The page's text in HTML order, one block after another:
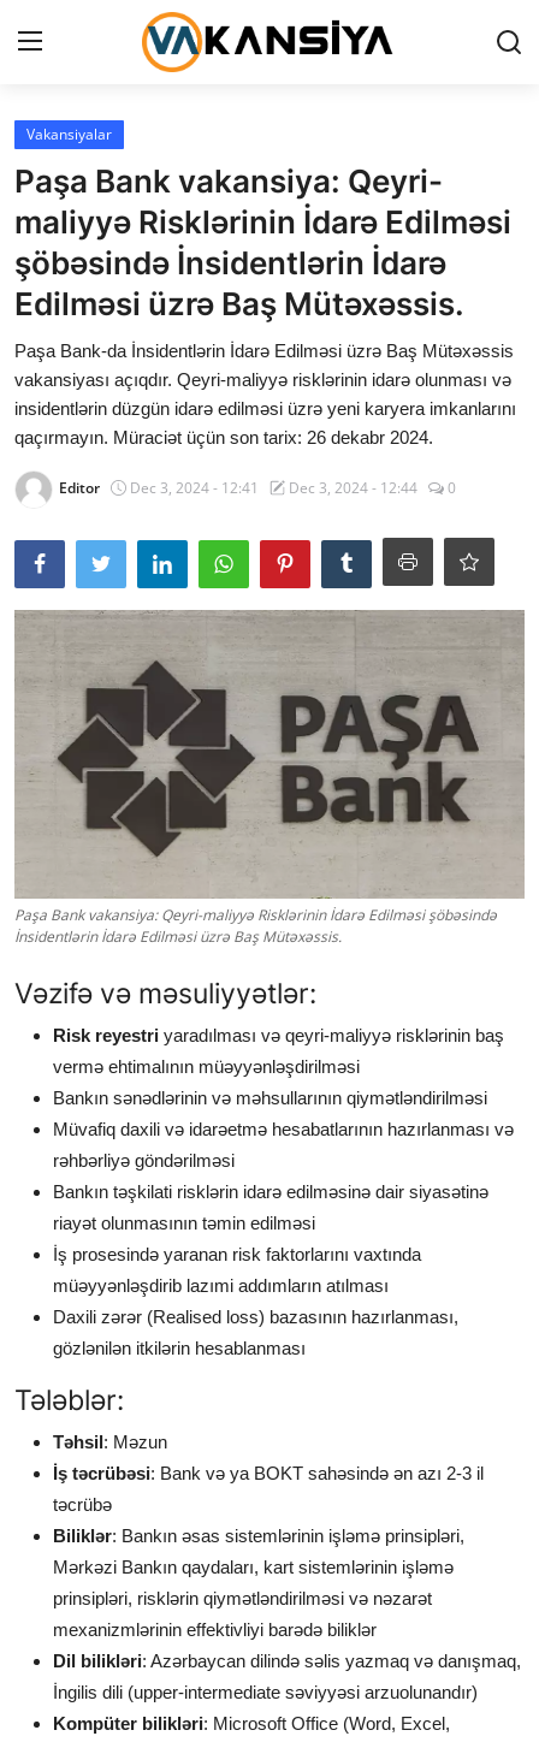
Login
Ana səhifə
Vakansiyalar
Maliyyə
Əlaqə
Xəbərlər
AZ
Vakansiyalar
Paşa Bank vakansiya: Qeyri-
maliyyə Risklərinin İdarə Edilməsi
şöbəsində İnsidentlərin İdarə
Edilməsi üzrə Baş Mütəxəssis.
Paşa Bank-da İnsidentlərin İdarə Edilməsi üzrə Baş Mütəxəssis
vakansiyası açıqdır. Qeyri-maliyyə risklərinin idarə olunması və
insidentlərin düzgün idarə edilməsi üzrə yeni karyera imkanlarını
qaçırmayın. Müraciət üçün son tarix: 26 dekabr 2024.
Editor Dec 3, 2024 - 12:41 Dec 3, 2024 - 12:44 0
Paşa Bank vakansiya: Qeyri-maliyyə Risklərinin İdarə Edilməsi şöbəsində
İnsidentlərin İdarə Edilməsi üzrə Baş Mütəxəssis.
Vəzifə və məsuliyyətlər:
Risk reyestri yaradılması və qeyri-maliyyə risklərinin baş
vermə ehtimalının müəyyənləşdirilməsi
Bankın sənədlərinin və məhsullarının qiymətləndirilməsi
Müvafiq daxili və idarəetmə hesabatlarının hazırlanması və
rəhbərliyə göndərilməsi
Bankın təşkilati risklərin idarə edilməsinə dair siyasətinə
riayət olunmasının təmin edilməsi
İş prosesində yaranan risk faktorlarını vaxtında
müəyyənləşdirib lazımi addımların atılması
Daxili zərər (Realised loss) bazasının hazırlanması,
gözlənilən itkilərin hesablanması
Tələblər:
Təhsil: Məzun
İş təcrübəsi: Bank və ya BOKT sahəsində ən azı 2-3 il
təcrübə
Biliklər: Bankın əsas sistemlərinin işləmə prinsipləri,
Mərkəzi Bankın qaydaları, kart sistemlərinin işləmə
prinsipləri, risklərin qiymətləndirilməsi və nəzarət
mexanizmlərinin effektivliyi barədə biliklər
Dil bilikləri: Azərbaycan dilində səlis yazmaq və danışmaq,
İngilis dili (upper-intermediate səviyyəsi arzuolunandır)
Kompüter bilikləri: Microsoft Office (Word, Excel,